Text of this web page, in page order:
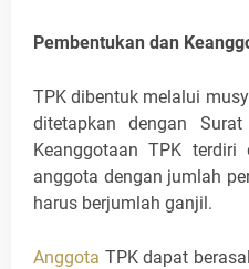
Pembentukan dan
TPK dibentuk melalui
ditetapkan dengan
Keanggotaan TPK terdiri
anggota dengan jumlah
harus berjumlah ganjil.
Anggota TPK dapat